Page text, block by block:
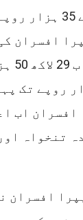
الاو¿نس 32 ہزار
افسران
32 لاکھ 50 ہزار
افسران اب
تنخواہ
افسران